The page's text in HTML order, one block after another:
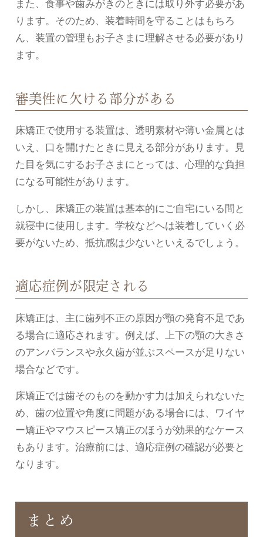
また、食事や歯みがきのときには取り外す必要があ
ります。そのため、装着時間を守ることはもちろ
ん、装置の管理もお子さまに理解させる必要があり
ます。
審美性に欠ける部分がある
床矯正で使用する装置は、透明素材や薄い金属とは
いえ、口を開けたときに見える部分があります。見
た目を気にするお子さまにとっては、心理的な負担
になる可能性があります。
しかし、床矯正の装置は基本的にご自宅にいる間と
就寝中に使用します。学校などへは装着していく必
要がないため、抵抗感は少ないといえるでしょう。
適応症例が限定される
床矯正は、主に歯列不正の原因が顎の発育不足であ
る場合に適応されます。例えば、上下の顎の大きさ
のアンバランスや永久歯が並ぶスペースが足りない
場合などです。
床矯正では歯そのものを動かす力は加えられないた
め、歯の位置や角度に問題がある場合には、ワイヤ
ー矯正やマウスピース矯正のほうが効果的なケース
もあります。治療前には、適応症例の確認が必要と
なります。
まとめ